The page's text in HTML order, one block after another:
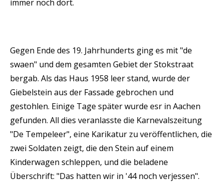
immer noch dort.
Gegen Ende des 19. Jahrhunderts ging es mit "de
swaen" und dem gesamten Gebiet der Stokstraat
bergab. Als das Haus 1958 leer stand, wurde der
Giebelstein aus der Fassade gebrochen und
gestohlen. Einige Tage später wurde esr in Aachen
gefunden. All dies veranlasste die Karnevalszeitung
"De Tempeleer", eine Karikatur zu veröffentlichen, die
zwei Soldaten zeigt, die den Stein auf einem
Kinderwagen schleppen, und die beladene
Überschrift: "Das hatten wir in '44 noch verjessen".